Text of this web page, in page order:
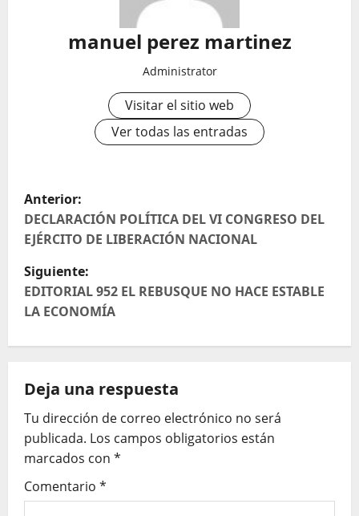
manuel perez martinez
Administrator
Visitar el sitio web
Ver todas las entradas
N
a
v
e
c
i
ó
n
Anterior:
DECLARACIÓN POLÍTICA DEL VI CONGRESO DEL
EJÉRCITO DE LIBERACIÓN NACIONAL
Siguiente:
EDITORIAL 952 EL REBUSQUE NO HACE ESTABLE
LA ECONOMÍA
Deja una respuesta
Tu dirección de correo electrónico no será
publicada. Los campos obligatorios están
marcados con *
Comentario *